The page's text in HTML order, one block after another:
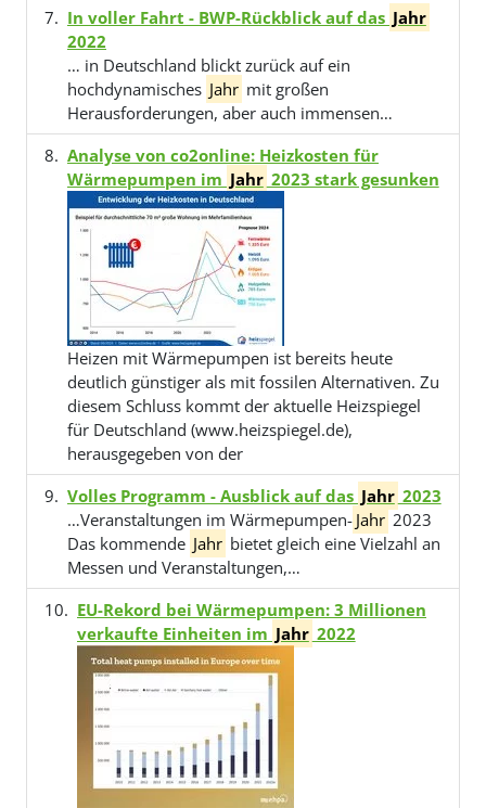
In voller Fahrt - BWP-Rückblick auf das Jahr
2022
… in Deutschland blickt zurück auf ein
hochdynamisches Jahr mit großen
Herausforderungen, aber auch immensen…
Analyse von co2online: Heizkosten für
Wärmepumpen im Jahr 2023 stark gesunken
Heizen mit Wärmepumpen ist bereits heute
deutlich günstiger als mit fossilen Alternativen. Zu
diesem Schluss kommt der aktuelle Heizspiegel
für Deutschland (www.heizspiegel.de),
herausgegeben von der
Volles Programm - Ausblick auf das Jahr 2023
…Veranstaltungen im Wärmepumpen- Jahr 2023
Das kommende Jahr bietet gleich eine Vielzahl an
Messen und Veranstaltungen,…
EU-Rekord bei Wärmepumpen: 3 Millionen
verkaufte Einheiten im Jahr 2022